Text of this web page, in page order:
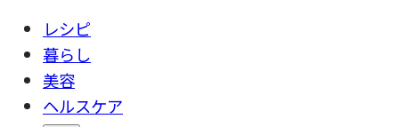
レシピ
暮らし
美容
ヘルスケア